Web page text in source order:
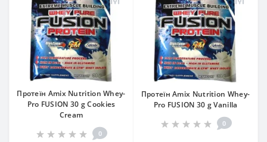
Протеїн Amix Nutrition Whey-
Pro FUSION 30 g Cookies
Cream
0
Протеїн Amix Nutrition Whey-
Pro FUSION 30 g Vanilla
0